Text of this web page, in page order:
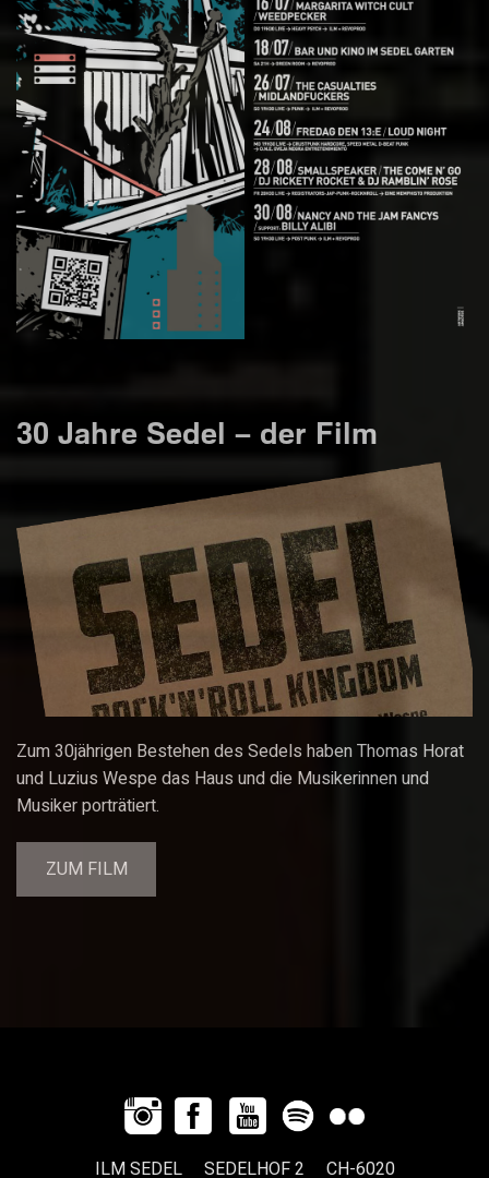
30 Jahre Sedel – der Film
Zum 30jährigen Bestehen des Sedels haben Thomas Horat
und Luzius Wespe das Haus und die Musikerinnen und
Musiker porträtiert.
ZUM FILM
ILM SEDEL SEDELHOF 2 CH-6020